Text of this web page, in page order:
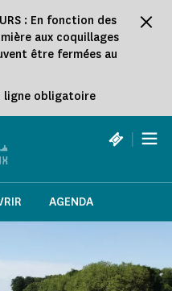
: En fonction des
aux coquillages
être fermées au
ligne obligatoire
|
AGENDA